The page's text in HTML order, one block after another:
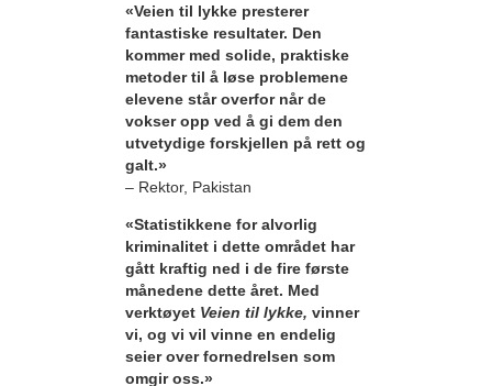
«Veien til lykke presterer
fantastiske resultater. Den
kommer med solide, praktiske
metoder til å løse problemene
elevene står overfor når de
vokser opp ved å gi dem den
utvetydige forskjellen på rett og
galt.»
– Rektor, Pakistan
«Statistikkene for alvorlig
kriminalitet i dette området har
gått kraftig ned i de fire første
månedene dette året. Med
verktøyet Veien til lykke, vinner
vi, og vi vil vinne en endelig
seier over fornedrelsen som
omgir oss.»